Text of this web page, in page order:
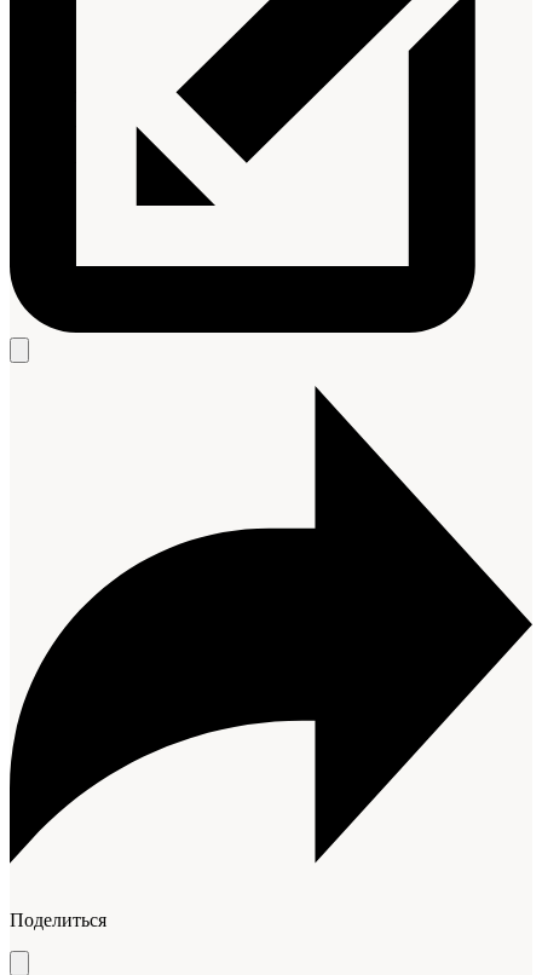
Поделиться